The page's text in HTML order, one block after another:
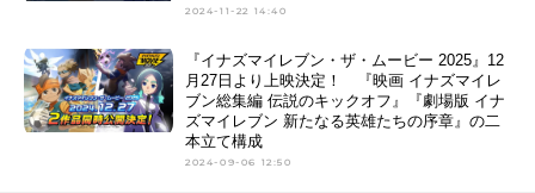
2024-11-22 14:40
『イナズマイレブン・ザ・ムービー 2025』12
月27日より上映決定！ 『映画 イナズマイレ
ブン総集編 伝説のキックオフ』『劇場版 イナ
ズマイレブン 新たなる英雄たちの序章』の二
本立て構成
2024-09-06 12:50